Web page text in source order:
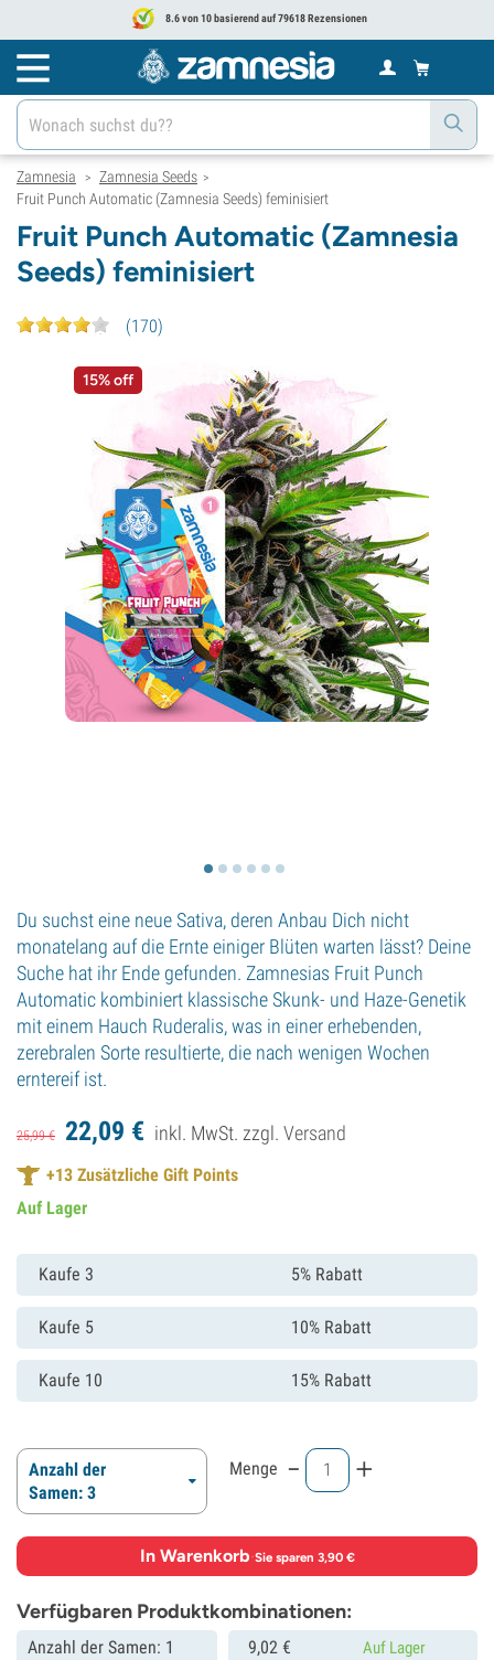
8.6 von 10 basierend auf 79618 Rezensionen
Zamnesia > Zamnesia Seeds >
Fruit Punch Automatic (Zamnesia Seeds) feminisiert
Fruit Punch Automatic (Zamnesia
Seeds) feminisiert
(170)
15% off
Du suchst eine neue Sativa, deren Anbau Dich nicht
monatelang auf die Ernte einiger Blüten warten lässt? Deine
Suche hat ihr Ende gefunden. Zamnesias Fruit Punch
Automatic kombiniert klassische Skunk- und Haze-Genetik
mit einem Hauch Ruderalis, was in einer erhebenden,
zerebralen Sorte resultierte, die nach wenigen Wochen
erntereif ist.
25,99€ 22,09 € inkl. MwSt. zzgl. Versand
+13 Zusätzliche Gift Points
Auf Lager
Kaufe 3 5% Rabatt
Kaufe 5 10% Rabatt
Kaufe 10 15% Rabatt
Anzahl der
Samen: 3
Menge - +
In Warenkorb·Sie sparen 3,90 €
Verfügbaren Produktkombinationen:
Anzahl der Samen: 1 9,02 € Auf Lager